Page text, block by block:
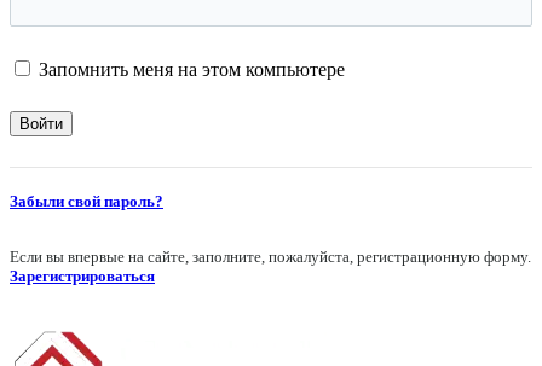
Запомнить меня на этом компьютере
Забыли свой пароль?
Если вы впервые на сайте, заполните, пожалуйста, регистрационную форму.
Зарегистрироваться